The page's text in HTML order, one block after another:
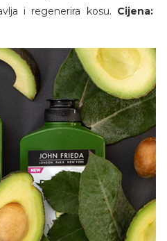
i regenerira kosu. Cijena: